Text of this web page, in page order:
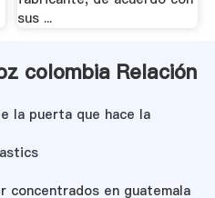
sus ...
colombia Relación
la puerta que hace la
concentrados en guatemala